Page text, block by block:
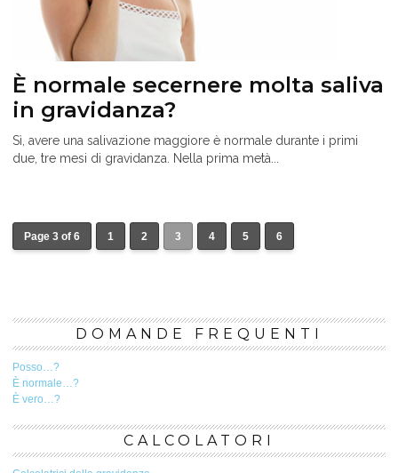
È normale secernere molta saliva
in gravidanza?
Sì, avere una salivazione maggiore è normale durante i primi
due, tre mesi di gravidanza. Nella prima metà...
Page 3 of 6 1 2 3 4 5 6
DOMANDE FREQUENTI
Posso…?
È normale…?
È vero…?
CALCOLATORI